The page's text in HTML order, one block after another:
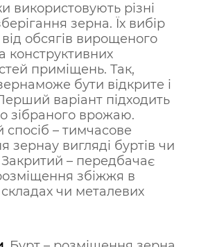
використовують різні
зерна. Їх вибір
обсягів вирощеного
конструктивних
приміщень. Так,
бути відкрите і
варіант підходить
зібраного врожаю.
спосіб – тимчасове
зернау вигляді буртів чи
– передбачає
збіжжя в
чи металевих